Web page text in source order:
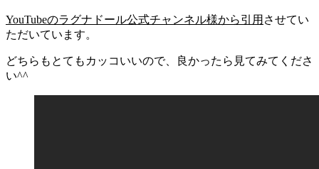
YouTubeのラグナドール公式チャンネル様から引用 させてい
ただいています。
どちらもとてもカッコいいので、良かったら見てみてくださ
い^^